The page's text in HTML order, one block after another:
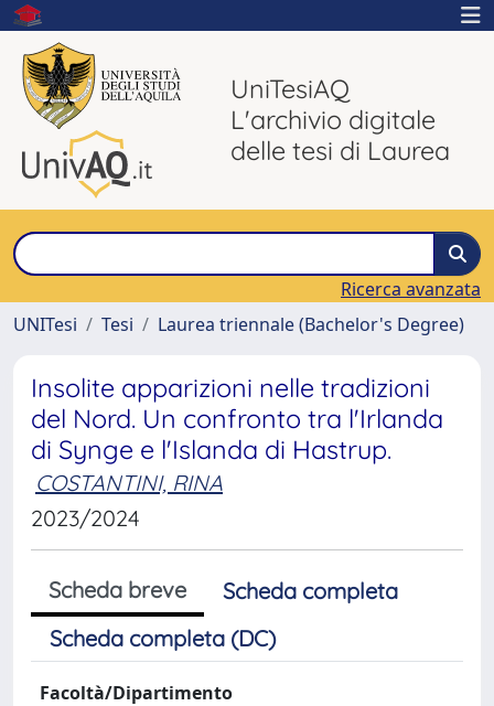
UniTesiAQ
L'archivio digitale
delle tesi di Laurea
Ricerca avanzata
UNITesi
Tesi Laurea triennale (Bachelor's Degree)
Insolite apparizioni nelle tradizioni
del Nord. Un confronto tra l'Irlanda
di Synge e l'Islanda di Hastrup.
COSTANTINI, RINA
2023/2024
Scheda breve
Scheda completa
Scheda completa (DC)
Facoltà/Dipartimento